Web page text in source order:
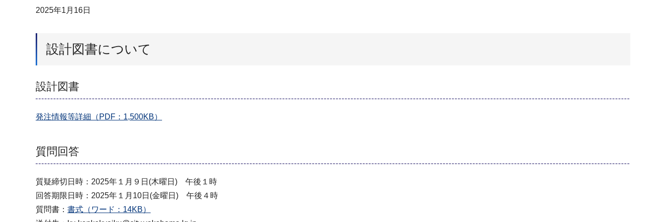
2025年1月16日
設計図書について
設計図書
発注情報等詳細（PDF：1,500KB）
質問回答
質疑締切日時：2025年１月９日(木曜日) 午後１時
回答期限日時：2025年１月10日(金曜日) 午後４時
質問書： 書式（ワード：14KB）